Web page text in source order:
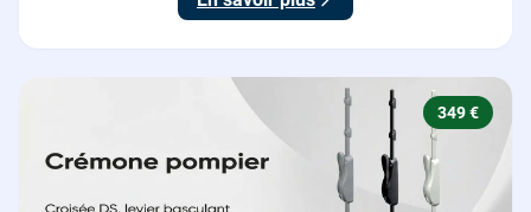
349 €